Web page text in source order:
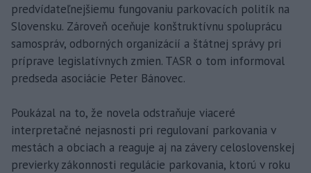
predvídateľnejšiemu fungovaniu parkovacích politík na
Slovensku. Zároveň oceňuje konštruktívnu spoluprácu
samospráv, odborných organizácií a štátnej správy pri
príprave legislatívnych zmien. TASR o tom informoval
predseda asociácie Peter Bánovec.
Poukázal na to, že novela odstraňuje viaceré
interpretačné nejasnosti pri regulovaní parkovania v
mestách a obciach a reaguje aj na závery celoslovenskej
previerky zákonnosti regulácie parkovania, ktorú v roku